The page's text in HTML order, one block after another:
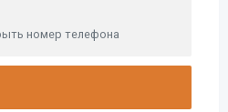
номер телефона